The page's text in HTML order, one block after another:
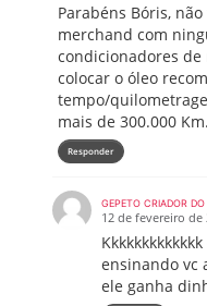
Parabéns Bóris,
merchand com
condicionadores
colocar o óleo
tempo/
mais de 300.000 Km.
Responder
GEPETO CRIADOR
12 de fevereiro de
ensinando vc
ele ganha